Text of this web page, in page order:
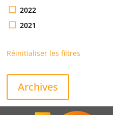
2022
2021
Réinitialiser les filtres
Archives